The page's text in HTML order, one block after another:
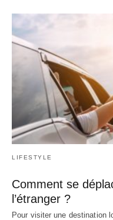
LIFESTYLE
Comment se
l’étranger ?
Pour visiter une destination